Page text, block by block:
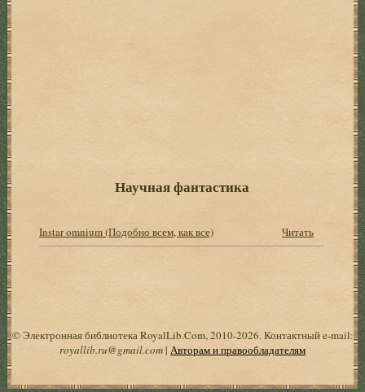
Научная фантастика
Instar omnium (Подобно всем, как все) Читать
© Электронная библиотека RoyalLib.Com, 2010-2026. Контактный e-mail:
royallib.ru@gmail.com| Авторам и правообладателям